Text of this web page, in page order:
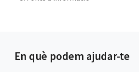
En què podem ajudar-te